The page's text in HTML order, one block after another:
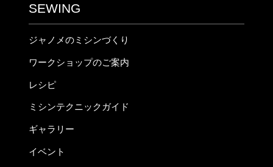
SEWING
ジャノメのミシンづくり
ワークショップのご案内
レシピ
ミシンテクニックガイド
ギャラリー
イベント